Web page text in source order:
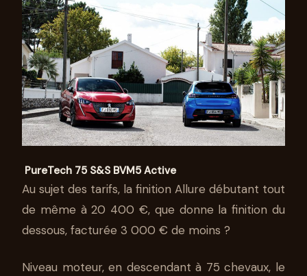
PureTech 75 S&S BVM5 Active
Au sujet des tarifs, la finition Allure débutant tout
de même à 20 400 €, que donne la finition du
dessous, facturée 3 000 € de moins ?
Niveau moteur, en descendant à 75 chevaux, le